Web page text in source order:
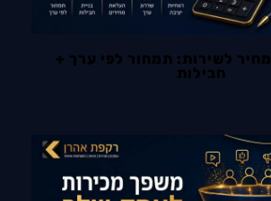
לשירות: תמחור לפי ערך +
חבילות